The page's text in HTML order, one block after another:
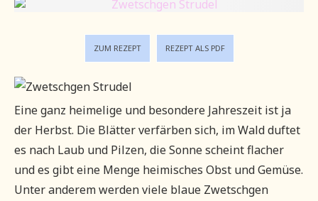
ZUM REZEPT REZEPT ALS PDF
Eine ganz heimelige und besondere Jahreszeit ist ja
der Herbst. Die Blätter verfärben sich, im Wald duftet
es nach Laub und Pilzen, die Sonne scheint flacher
und es gibt eine Menge heimisches Obst und Gemüse.
Unter anderem werden viele blaue Zwetschgen